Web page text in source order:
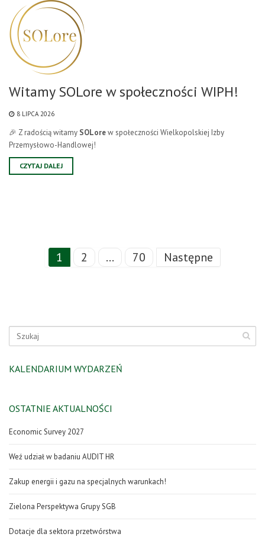
Witamy SOLore w społeczności WIPH!
8 LIPCA 2026
🎉 Z radością witamy SOLorew społeczności Wielkopolskiej Izby
Przemysłowo-Handlowej!
CZYTAJ DALEJ
1 2 … 70 Następne
KALENDARIUM WYDARZEŃ
OSTATNIE AKTUALNOŚCI
Economic Survey 2027
Weź udział w badaniu AUDIT HR
Zakup energii i gazu na specjalnych warunkach!
Zielona Perspektywa Grupy SGB
Dotacje dla sektora przetwórstwa